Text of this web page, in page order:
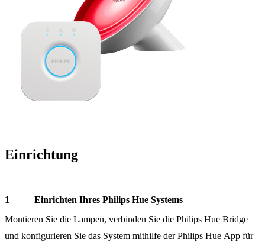
Einrichtung
Einrichten Ihres Philips Hue Systems
Montieren Sie die Lampen, verbinden Sie die Philips Hue Bridge
und konfigurieren Sie das System mithilfe der Philips Hue App für